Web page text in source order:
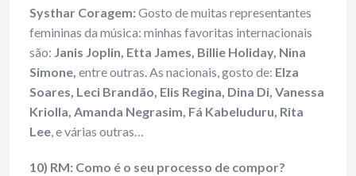
Systhar Coragem:Gosto de muitas representantes
femininas da música: minhas favoritas internacionais
são: Janis Joplin, Etta James, Billie Holiday, Nina
Simone, entre outras. As nacionais, gosto de: Elza
Soares, Leci Brandão, Elis Regina, Dina Di, Vanessa
Kriolla, Amanda Negrasim, Fá Kabeluduru, Rita
Lee, e várias outras…
10) RM: Como é o seu processo de compor?